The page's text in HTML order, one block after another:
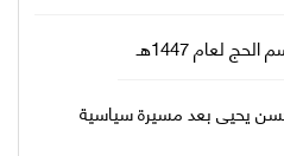
لعام 1447هـ
يحيى بعد مسيرة سياسية